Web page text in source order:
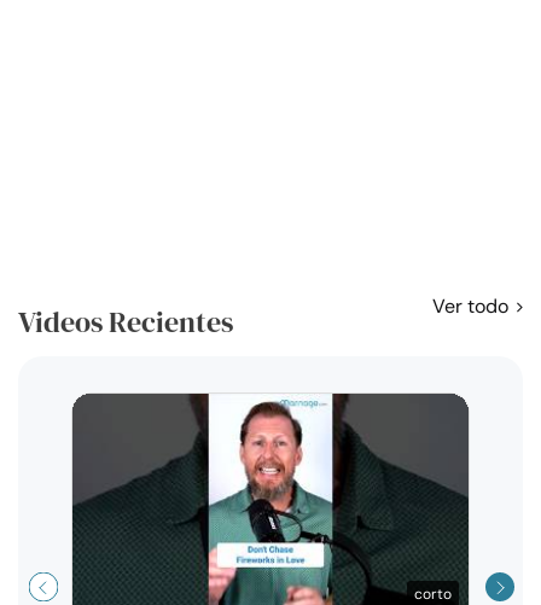
Videos Recientes Ver todo
corto